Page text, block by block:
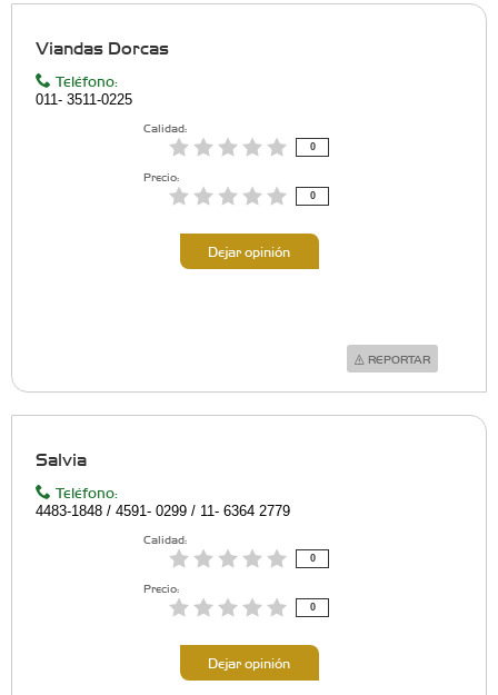
Viandas Dorcas
Teléfono:
011- 3511-0225
Calidad:
0
Precio:
0
Dejar opinión
REPORTAR
Salvia
Teléfono:
4483-1848 / 4591- 0299 / 11- 6364 2779
Calidad:
0
Precio:
0
Dejar opinión